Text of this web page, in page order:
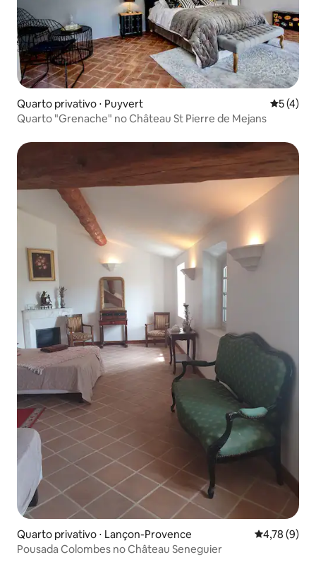
Quarto privativo ⋅ Puyvert 5 de
5 (4)
Quarto "Grenache" no Château St Pierre de Mejans
Quarto privativo ⋅ Lançon-Provence 4,78 de
4,78 (9)
Pousada Colombes no Château Seneguier